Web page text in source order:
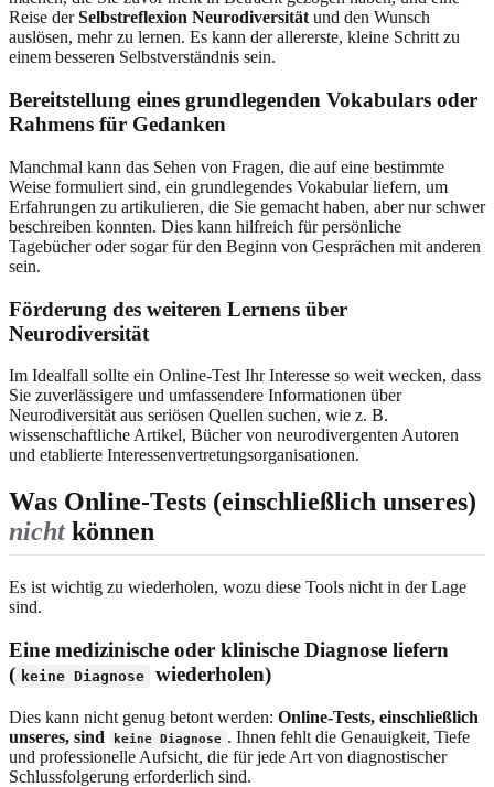
Reise derSelbstreflexion Neurodiversitätund den Wunsch
auslösen, mehr zu lernen. Es kann der allererste, kleine Schritt zu
einem besseren Selbstverständnis sein.
Bereitstellung eines grundlegenden Vokabulars oder
Rahmens für Gedanken
Manchmal kann das Sehen von Fragen, die auf eine bestimmte
Weise formuliert sind, ein grundlegendes Vokabular liefern, um
Erfahrungen zu artikulieren, die Sie gemacht haben, aber nur schwer
beschreiben konnten. Dies kann hilfreich für persönliche
Tagebücher oder sogar für den Beginn von Gesprächen mit anderen
sein.
Förderung des weiteren Lernens über
Neurodiversität
Im Idealfall sollte ein Online-Test Ihr Interesse so weit wecken, dass
Sie zuverlässigere und umfassendere Informationen über
Neurodiversität aus seriösen Quellen suchen, wie z. B.
wissenschaftliche Artikel, Bücher von neurodivergenten Autoren
und etablierte Interessenvertretungsorganisationen.
Was Online-Tests (einschließlich unseres)
nichtkönnen
Es ist wichtig zu wiederholen, wozu diese Tools nicht in der Lage
sind.
Eine medizinische oder klinische Diagnose liefern
( keine Diagnose wiederholen)
Dies kann nicht genug betont werden: Online-Tests, einschließlich
unseres, sind
keine Diagnose . Ihnen fehlt die Genauigkeit, Tiefe
und professionelle Aufsicht, die für jede Art von diagnostischer
Schlussfolgerung erforderlich sind.